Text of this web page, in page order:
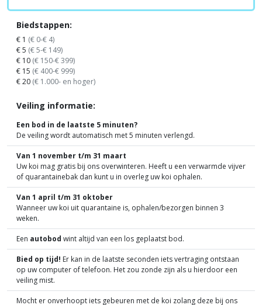
Biedstappen:
€ 1 (€ 0-€ 4)
€ 5 (€ 5-€ 149)
€ 10 (€ 150-€ 399)
€ 15 (€ 400-€ 999)
€ 20 (€ 1.000- en hoger)
Veiling informatie:
Een bod in de laatste 5 minuten?
De veiling wordt automatisch met 5 minuten verlengd.
Van 1 november t/m 31 maart
Uw koi mag gratis bij ons overwinteren. Heeft u een verwarmde vijver
of quarantainebak dan kunt u in overleg uw koi ophalen.
Van 1 april t/m 31 oktober
Wanneer uw koi uit quarantaine is, ophalen/bezorgen binnen 3
weken.
Een autobod wint altijd van een los geplaatst bod.
Bied op tijd! Er kan in de laatste seconden iets vertraging ontstaan
op uw computer of telefoon. Het zou zonde zijn als u hierdoor een
veiling mist.
Mocht er onverhoopt iets gebeuren met de koi zolang deze bij ons